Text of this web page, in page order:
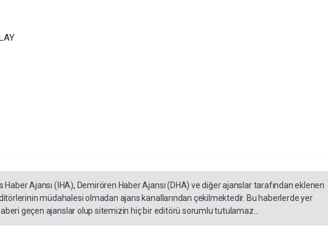
Haber Ajansı (İHA), Demirören Haber Ajansı (DHA) ve diğer ajanslar tarafından eklenen
müdahalesi olmadan ajans kanallarından çekilmektedir. Bu haberlerde yer
geçen ajanslar olup sitemizin hiç bir editörü sorumlu tutulamaz...